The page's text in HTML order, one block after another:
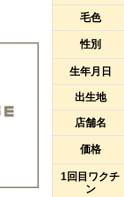
毛色
性別
生年月日
出生地
店舗名
価格
1回目ワクチ
ン